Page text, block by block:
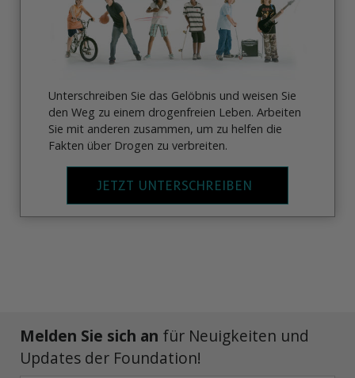
Unterschreiben Sie das Gelöbnis und weisen Sie
den Weg zu einem drogenfreien Leben. Arbeiten
Sie mit anderen zusammen, um zu helfen die
Fakten über Drogen zu verbreiten.
JETZT UNTERSCHREIBEN
Melden Sie sich an für Neuigkeiten und
Updates der Foundation!